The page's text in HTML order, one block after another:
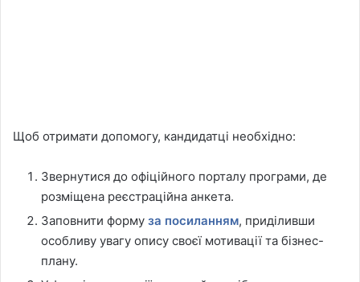
Щоб отримати допомогу, кандидатці необхідно:
Звернутися до офіційного порталу програми, де
розміщена реєстраційна анкета.
Заповнити форму за посиланням, приділивши
особливу увагу опису своєї мотивації та бізнес-
плану.